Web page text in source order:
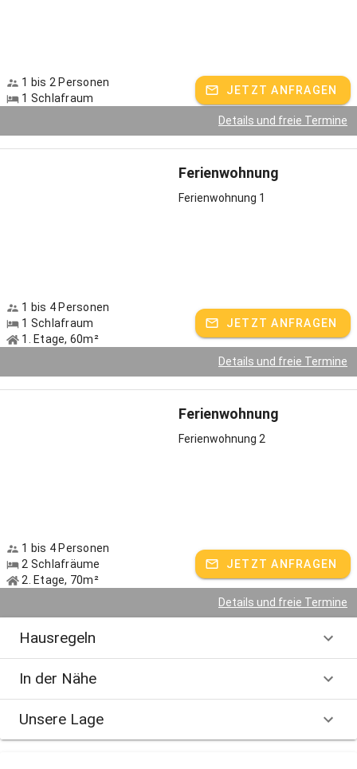
1 bis 2 Personen
1 Schlafraum
JETZT ANFRAGEN
Details und freie Termine
Ferienwohnung
Ferienwohnung 1
1 bis 4 Personen
1 Schlafraum
1. Etage, 60m²
JETZT ANFRAGEN
Details und freie Termine
Ferienwohnung
Ferienwohnung 2
1 bis 4 Personen
2 Schlafräume
2. Etage, 70m²
JETZT ANFRAGEN
Details und freie Termine
Hausregeln
In der Nähe
Unsere Lage